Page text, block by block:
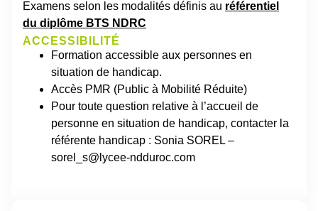
Examens selon les modalités définis au référentiel
du diplôme BTS NDRC
ACCESSIBILITÉ
Formation accessible aux personnes en
situation de handicap.
Accès PMR (Public à Mobilité Réduite)
Pour toute question relative à l’accueil de
personne en situation de handicap, contacter la
référente handicap : Sonia SOREL –
sorel_s@lycee-ndduroc.com